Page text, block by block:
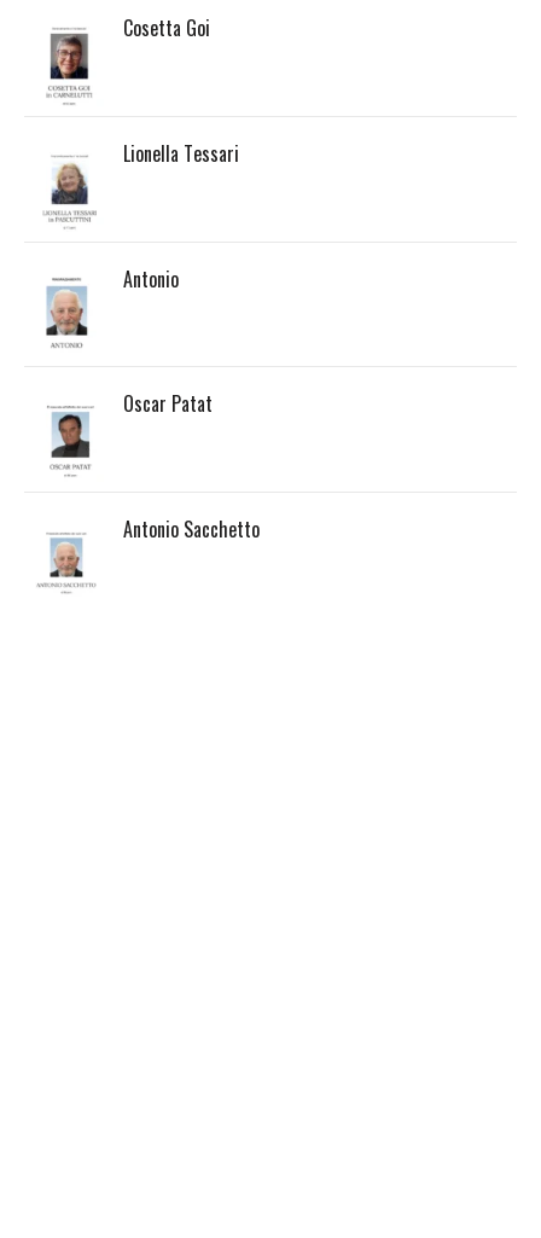
Cosetta Goi
Lionella Tessari
Antonio
Oscar Patat
Antonio Sacchetto